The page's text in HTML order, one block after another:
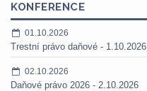
KONFERENCE
01.10.2026
Trestní právo daňové - 1.10.2026
02.10.2026
Daňové právo 2026 - 2.10.2026